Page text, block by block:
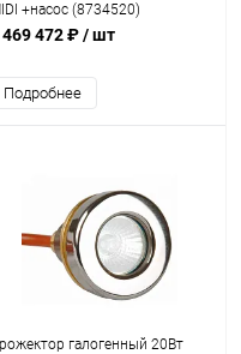
+насос (8734520)
469 472 ₽/ шт
Подробнее
галогенный 20Вт